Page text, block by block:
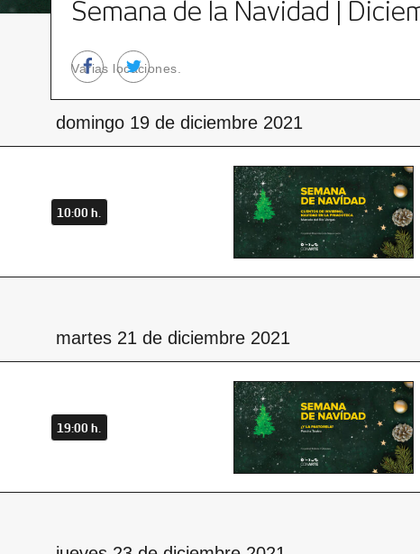
Semana de la Navidad |
Varias locaciones.
domingo 19 de diciembre 2021
10:00 h.
martes 21 de diciembre 2021
19:00 h.